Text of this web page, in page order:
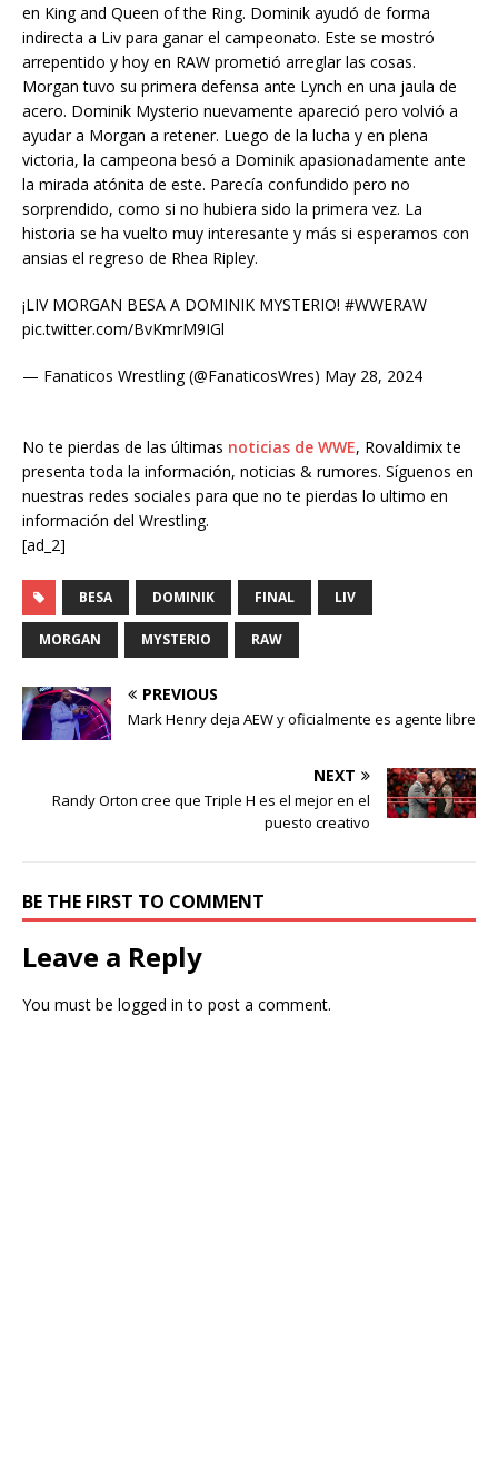
en King and Queen of the Ring. Dominik ayudó de forma
indirecta a Liv para ganar el campeonato. Este se mostró
arrepentido y hoy en RAW prometió arreglar las cosas.
Morgan tuvo su primera defensa ante Lynch en una jaula de
acero. Dominik Mysterio nuevamente apareció pero volvió a
ayudar a Morgan a retener. Luego de la lucha y en plena
victoria, la campeona besó a Dominik apasionadamente ante
la mirada atónita de este. Parecía confundido pero no
sorprendido, como si no hubiera sido la primera vez. La
historia se ha vuelto muy interesante y más si esperamos con
ansias el regreso de Rhea Ripley.
¡LIV MORGAN BESA A DOMINIK MYSTERIO! #WWERAW
pic.twitter.com/BvKmrM9IGl
— Fanaticos Wrestling (@FanaticosWres) May 28, 2024
No te pierdas de las últimas noticias de WWE, Rovaldimix te
presenta toda la información, noticias & rumores. Síguenos en
nuestras redes sociales para que no te pierdas lo ultimo en
información del Wrestling.
[ad_2]
BESA DOMINIK FINAL LIV
MORGAN MYSTERIO RAW
PREVIOUS
Mark Henry deja AEW y oficialmente es agente libre
NEXT
Randy Orton cree que Triple H es el mejor en el
puesto creativo
BE THE FIRST TO COMMENT
Leave a Reply
You must be logged in to post a comment.